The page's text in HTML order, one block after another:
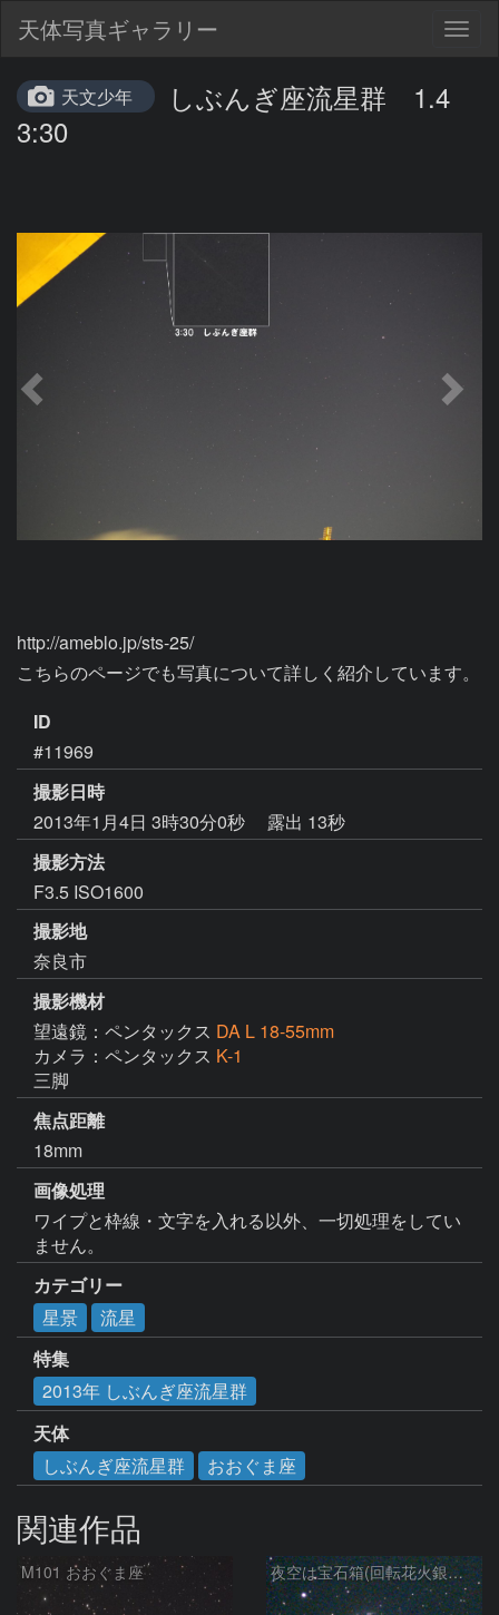
天体写真ギャラリー
天文少年
しぶんぎ座流星群 1.4
3:30
http://ameblo.jp/sts-25/
こちらのページでも写真について詳しく紹介しています。
ID
#11969
撮影日時
2013年1月4日 3時30分0秒
露出 13秒
撮影方法
F3.5 ISO1600
撮影地
奈良市
撮影機材
望遠鏡：ペンタックス DA L 18-55mm
カメラ：ペンタックス K-1
三脚
焦点距離
18mm
画像処理
ワイプと枠線・文字を入れる以外、一切処理をしてい
ません。
カテゴリー
星景
流星
特集
2013年 しぶんぎ座流星群
天体
しぶんぎ座流星群
おおぐま座
関連作品
M101 おおぐま座 夜空は宝石箱(回転花火銀河 M101) Seestar50